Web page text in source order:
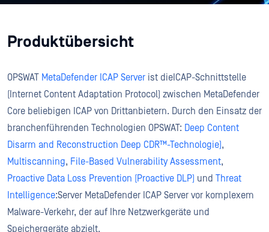
Produktübersicht
OPSWAT MetaDefender ICAP Server ist dieICAP-Schnittstelle
(Internet Content Adaptation Protocol) zwischen MetaDefender
Core beliebigen ICAP von Drittanbietern. Durch den Einsatz der
branchenführenden Technologien OPSWAT: Deep Content
Disarm and Reconstruction Deep CDR™-Technologie),
Multiscanning, File-Based Vulnerability Assessment,
Proactive Data Loss Prevention (Proactive DLP) und Threat
Intelligence:Server MetaDefender ICAP Server vor komplexem
Malware-Verkehr, der auf Ihre Netzwerkgeräte und
Speichergeräte abzielt.